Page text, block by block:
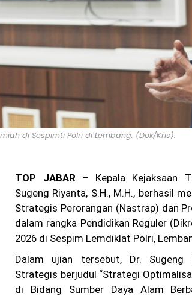
di Sespimti Polri di Lembang. (Dok/Kris).
TOP JABAR – Kepala Kejaksaan
Sugeng Riyanta, S.H., M.H., berhasil
Strategis Perorangan (Nastrap) dan
dalam rangka Pendidikan Reguler
2026 di Sespim Lemdiklat Polri,
Dalam ujian tersebut, Dr. Sugeng
Strategis berjudul “Strategi
di Bidang Sumber Daya Alam